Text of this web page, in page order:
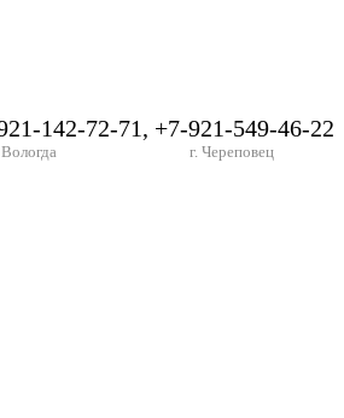
142-72-71, +7-921-549-46-22
Вологда г. Череповец